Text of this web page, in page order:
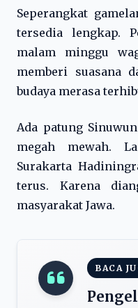
Seperangkat
tersedia lengkap.
malam minggu
memberi suasana
budaya merasa
Ada patung
megah mewah.
Surakarta
terus. Karena
masyarakat Jawa.
BACA